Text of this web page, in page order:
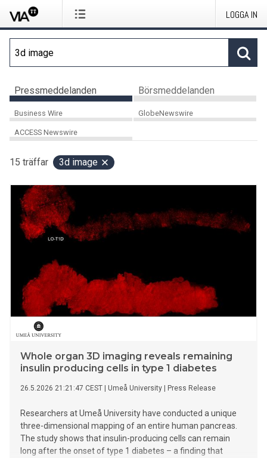
LOGGA IN
Pressmeddelanden Börsmeddelanden
Business Wire GlobeNewswire
ACCESS Newswire
15 träffar 3d image
Whole organ 3D imaging reveals remaining
insulin producing cells in type 1 diabetes
26.5.2026 21:21:47 CEST Umeå University Press Release
Researchers at Umeå University have conducted a unique
three-dimensional mapping of an entire human pancreas.
The study shows that insulin-producing cells can remain
long after the onset of type 1 diabetes – a finding that